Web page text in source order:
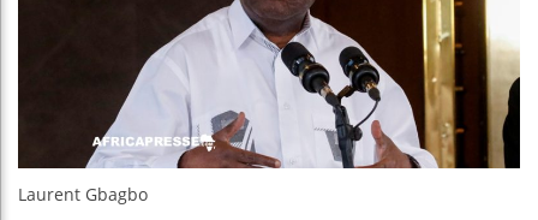
Bénin
Laurent Gbagbo